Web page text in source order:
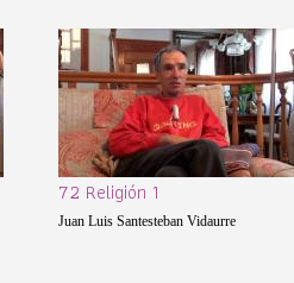
72 Religión 1
Juan Luis Santesteban Vidaurre